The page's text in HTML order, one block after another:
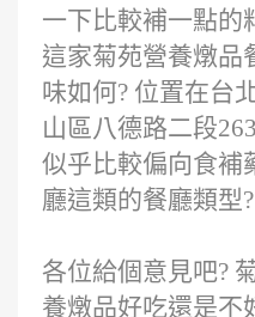
一下比較補一點的
這家菊苑營養燉品
味如何? 位置在台
山區八德路二段
似乎比較偏向食補
廳這類的餐廳類型?
各位給個意見吧?
養燉品好吃還是不